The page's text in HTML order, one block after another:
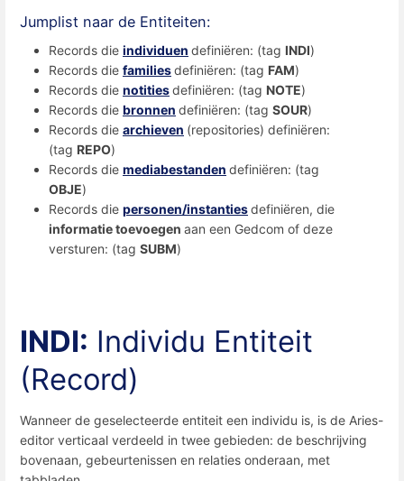
Jumplist naar de Entiteiten:
Records die individuen definiëren: (tag INDI)
Records die familiesdefiniëren: (tag FAM)
Records die notitiesdefiniëren: (tag NOTE)
Records die bronnen definiëren: (tag SOUR)
Records die archieven (repositories) definiëren:
(tag REPO)
Records die mediabestanden definiëren: (tag
OBJE)
Records die personen/instantiesdefiniëren, die
informatie toevoegen aan een Gedcom of deze
versturen: (tag SUBM)
INDI: Individu Entiteit
(Record)
Wanneer de geselecteerde entiteit een individu is, is de Aries-
editor verticaal verdeeld in twee gebieden: de beschrijving
bovenaan, gebeurtenissen en relaties onderaan, met